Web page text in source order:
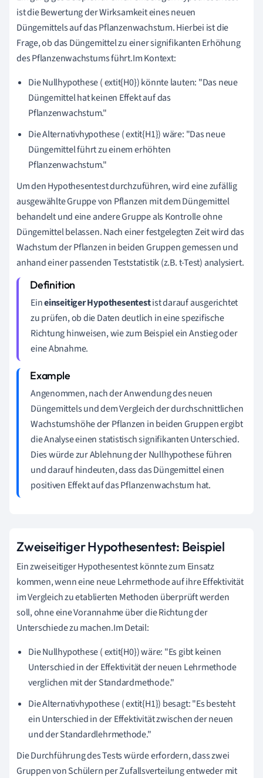
ist die Bewertung der Wirksamkeit eines neuen
Düngemittels auf das Pflanzenwachstum. Hierbei ist die
Frage, ob das Düngemittel zu einer signifikanten Erhöhung
des Pflanzenwachstums führt.Im Kontext:
Die Nullhypothese ( extit{H0}) könnte lauten: "Das neue
Düngemittel hat keinen Effekt auf das
Pflanzenwachstum."
Die Alternativhypothese ( extit{H1}) wäre: "Das neue
Düngemittel führt zu einem erhöhten
Pflanzenwachstum."
Um den Hypothesentest durchzuführen, wird eine zufällig
ausgewählte Gruppe von Pflanzen mit dem Düngemittel
behandelt und eine andere Gruppe als Kontrolle ohne
Düngemittel belassen. Nach einer festgelegten Zeit wird das
Wachstum der Pflanzen in beiden Gruppen gemessen und
anhand einer passenden Teststatistik (z.B. t-Test) analysiert.
Eineinseitiger Hypothesentestist darauf ausgerichtet
zu prüfen, ob die Daten deutlich in eine spezifische
Richtung hinweisen, wie zum Beispiel ein Anstieg oder
eine Abnahme.
Angenommen, nach der Anwendung des neuen
Düngemittels und dem Vergleich der durchschnittlichen
Wachstumshöhe der Pflanzen in beiden Gruppen ergibt
die Analyse einen statistisch signifikanten Unterschied.
Dies würde zur Ablehnung der Nullhypothese führen
und darauf hindeuten, dass das Düngemittel einen
positiven Effekt auf das Pflanzenwachstum hat.
Zweiseitiger Hypothesentest: Beispiel
Ein zweiseitiger Hypothesentest könnte zum Einsatz
kommen, wenn eine neue Lehrmethode auf ihre Effektivität
im Vergleich zu etablierten Methoden überprüft werden
soll, ohne eine Vorannahme über die Richtung der
Unterschiede zu machen.Im Detail:
Die Nullhypothese ( extit{H0}) wäre: "Es gibt keinen
Unterschied in der Effektivität der neuen Lehrmethode
verglichen mit der Standardmethode."
Die Alternativhypothese ( extit{H1}) besagt: "Es besteht
ein Unterschied in der Effektivität zwischen der neuen
und der Standardlehrmethode."
Die Durchführung des Tests würde erfordern, dass zwei
Gruppen von Schülern per Zufallsverteilung entweder mit